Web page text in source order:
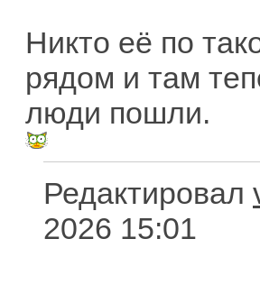
Никто её по
рядом и там
люди пошли.
Редактировал
2026 15:01